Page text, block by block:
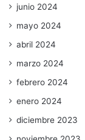
junio 2024
mayo 2024
abril 2024
marzo 2024
febrero 2024
enero 2024
diciembre 2023